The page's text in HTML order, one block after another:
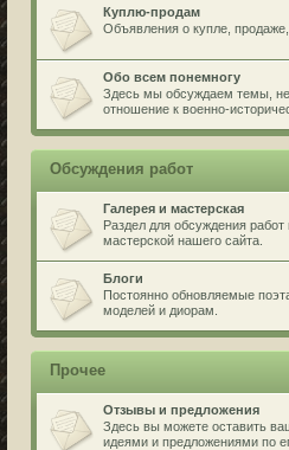
Куплю-продам
Объявления о купле,
Обо всем понемногу
Здесь мы обсуждаем темы,
отношение к военно-
Обсуждения работ
Галерея и мастерская
Раздел для обсуждения
мастерской нашего сайта.
Блоги
Постоянно обновляемые
моделей и диорам.
Прочее
Отзывы и предложения
Здесь вы можете оставить
идеями и предложениями по